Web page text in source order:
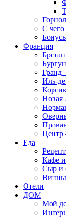
С чего
Франция
Гранд
Иль-
Новая
Центр
Еда
Кафе
Сыр и
Отели
ДОМ
Мой